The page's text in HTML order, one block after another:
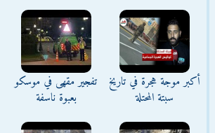
أكبر موجة هجرة في تاريخ
سبتة المحتلة
تفجير مقهى في موسكو
بعبوة ناسفة